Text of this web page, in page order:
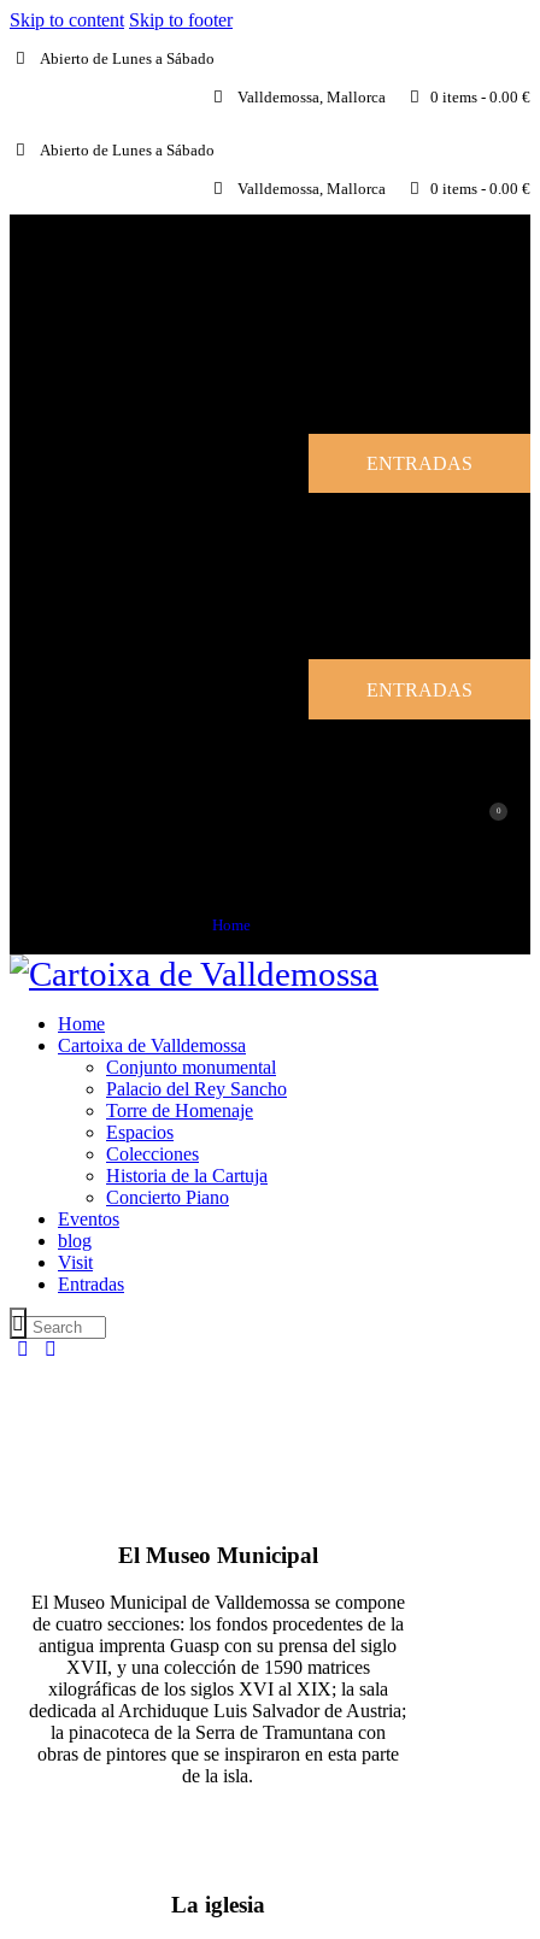
Skip to content Skip to footer
Abierto de Lunes a Sábado
Valldemossa, Mallorca 0 items - 0.00 €
Abierto de Lunes a Sábado
Valldemossa, Mallorca 0 items - 0.00 €
ENTRADAS
ENTRADAS
0
Home
Home
Cartoixa de Valldemossa
Conjunto monumental
Palacio del Rey Sancho
Torre de Homenaje
Espacios
Colecciones
Historia de la Cartuja
Concierto Piano
Eventos
blog
Visit
Entradas
El Museo Municipal
El Museo Municipal de Valldemossa se compone
de cuatro secciones: los fondos procedentes de la
antigua imprenta Guasp con su prensa del siglo
XVII, y una colección de 1590 matrices
xilográficas de los siglos XVI al XIX; la sala
dedicada al Archiduque Luis Salvador de Austria;
la pinacoteca de la Serra de Tramuntana con
obras de pintores que se inspiraron en esta parte
de la isla.
La iglesia